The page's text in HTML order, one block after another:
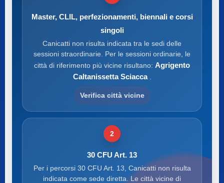
Master, CLIL, perfezionamenti, biennali e corsi
singoli
Canicatti non risulta indicata tra le sedi delle
sessioni straordinarie. Per le sessioni ordinarie, le
città di riferimento più vicine risultano: Agrigento
Caltanissetta Sciacca
Verifica città vicine
2
30 CFU Art. 13
Per i percorsi 30 CFU Art. 13, Canicatti non risulta
indicata come sede diretta. Le città vicine di